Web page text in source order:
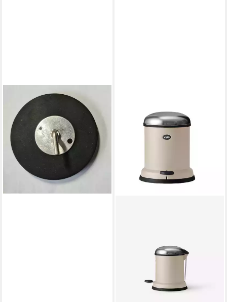
Mülleimer 14 - 24 Dämpfer
für alte Treteimer
9,00 €
lieferbar - in 2-3 Werktagen bei dir